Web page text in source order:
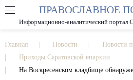
РАЗМЕР
ПРАВОСЛАВНОЕ
Информационно-аналитический портал
Главная Новости
Новости
Приходы Саратовской епархии
На Воскресенском кладбище